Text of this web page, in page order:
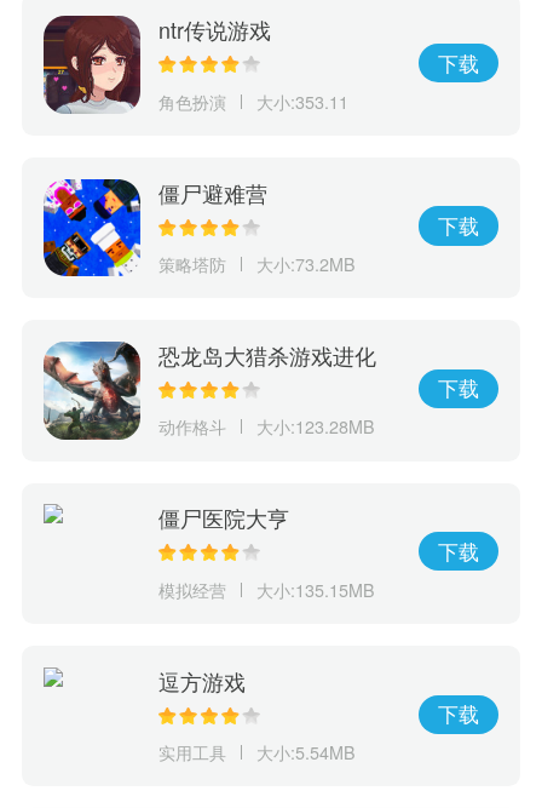
ntr传说游戏
角色扮演 大小:353.11
下载
僵尸避难营
策略塔防 大小:73.2MB
下载
恐龙岛大猎杀游戏进化
动作格斗 大小:123.28MB
下载
僵尸医院大亨
模拟经营 大小:135.15MB
下载
逗方游戏
实用工具 大小:5.54MB
下载